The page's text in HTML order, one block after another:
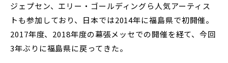
ジェプセン、エリー・ゴールディングら人気アーティス
トも参加しており、日本では2014年に福島県で初開催。
2017年度、2018年度の幕張メッセでの開催を経て、今回
3年ぶりに福島県に戻ってきた。